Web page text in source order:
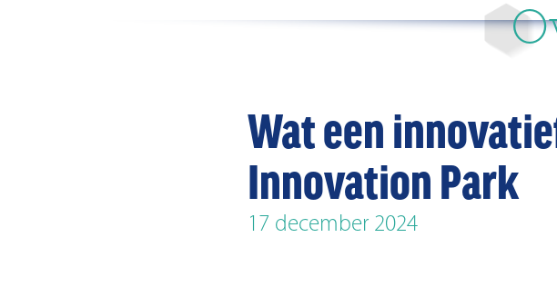
Wat een
Innovation Park
17 december 2024